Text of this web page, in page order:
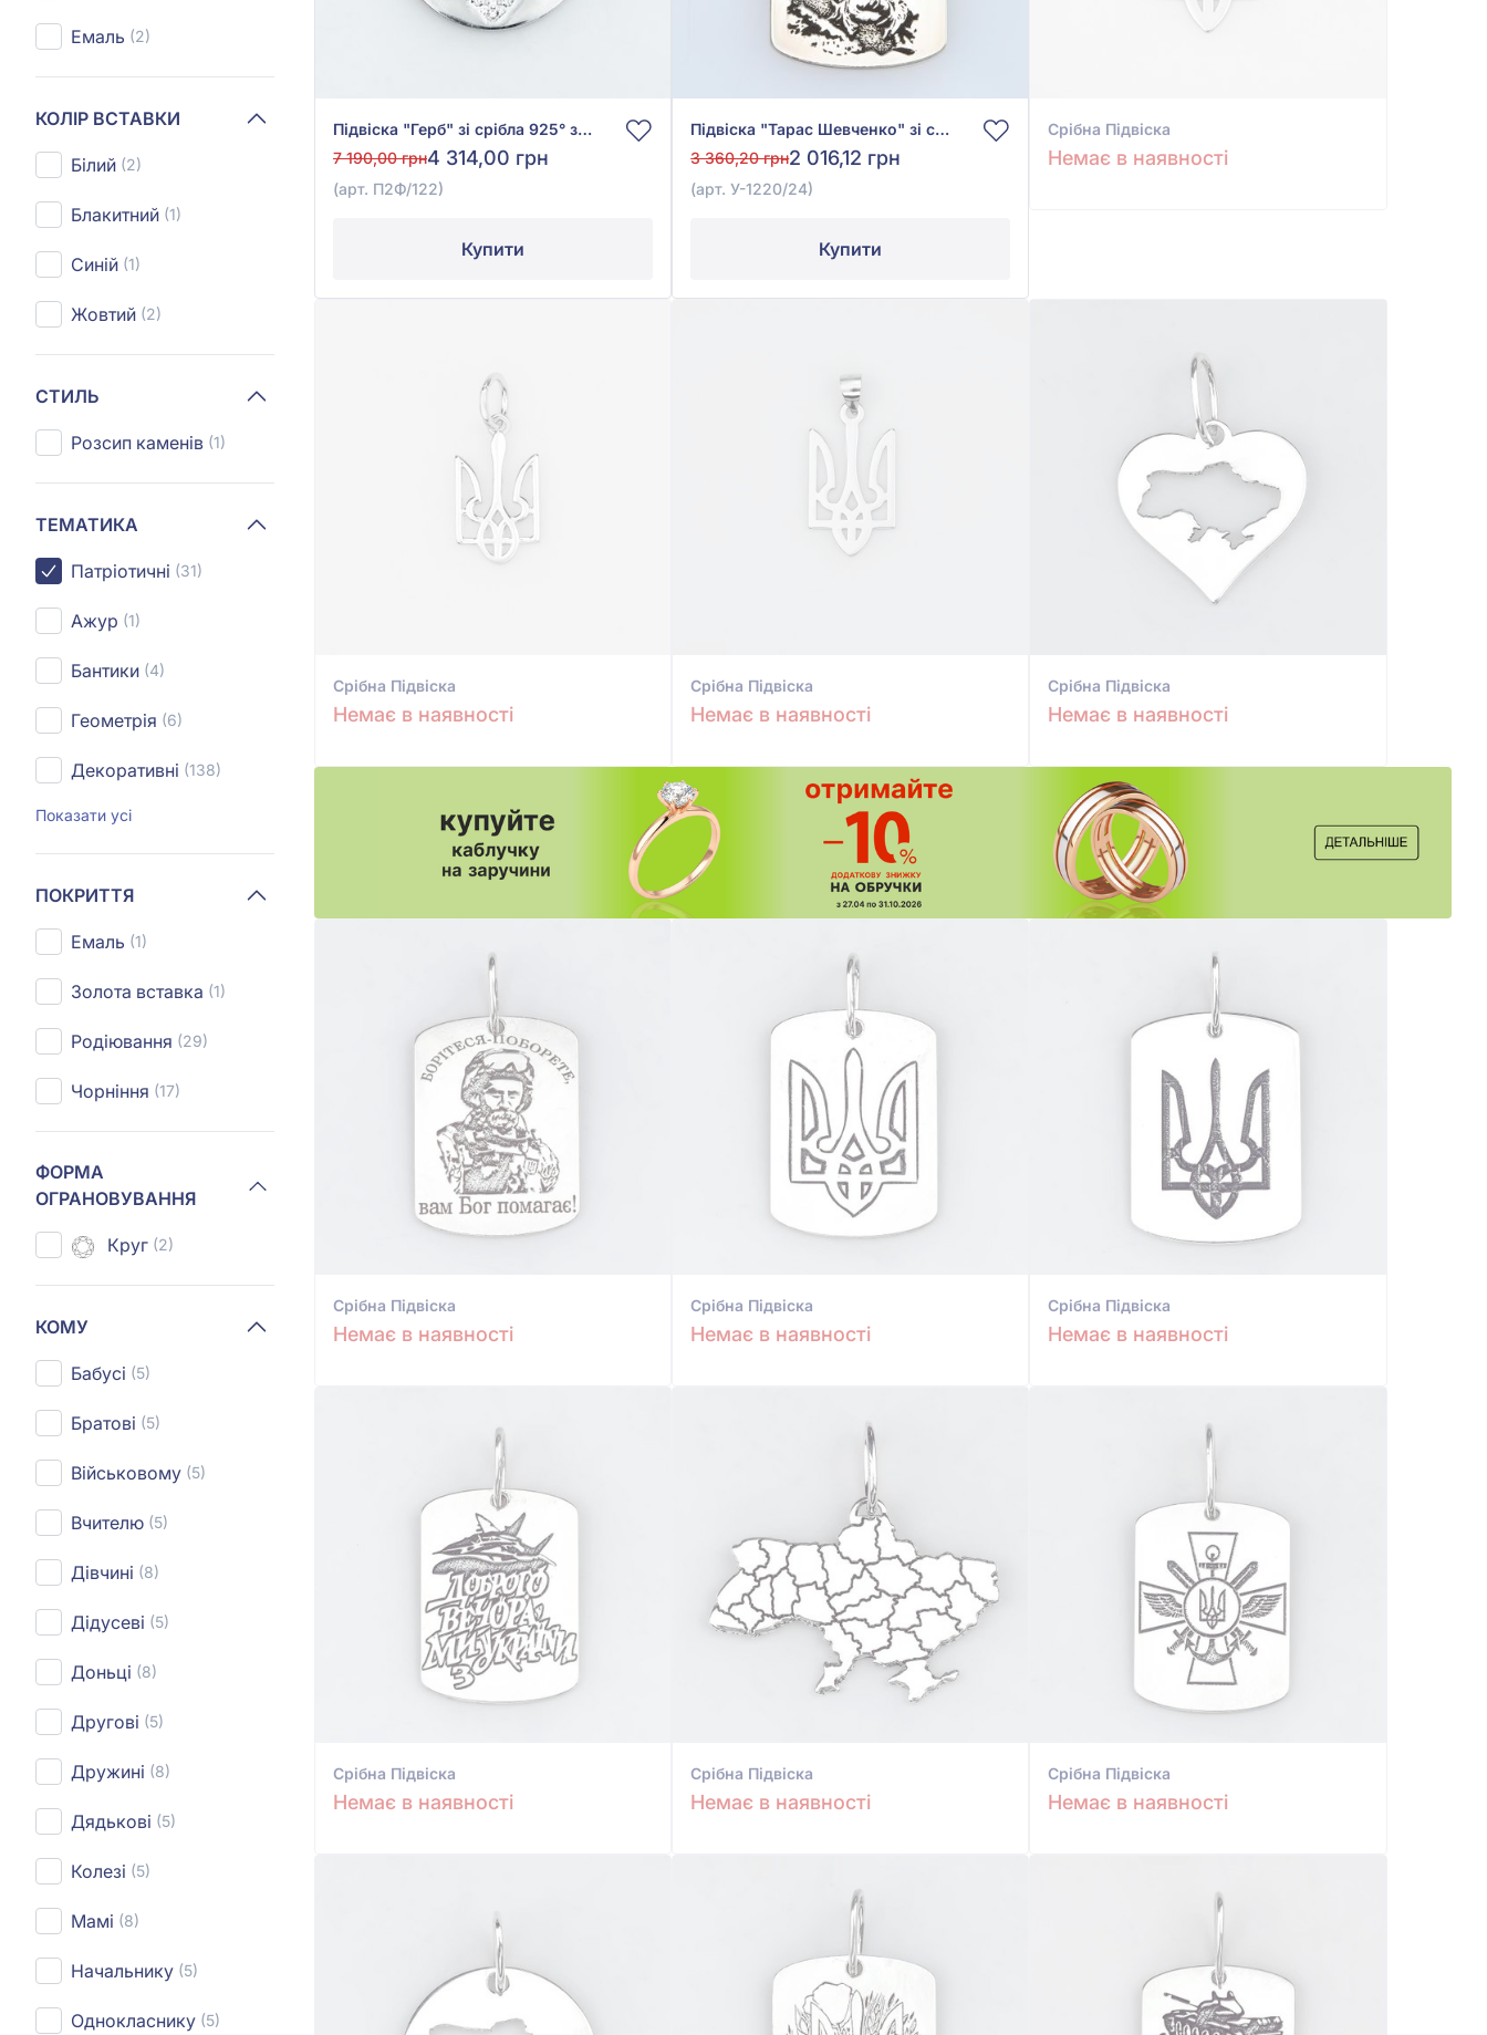
Емаль (2)
КОЛІР ВСТАВКИ
Білий (2)
Блакитний (1)
Синій (1)
Жовтий (2)
СТИЛЬ
Розсип каменів (1)
ТЕМАТИКА
Патріотичні (31)
Ажур (1)
Бантики (4)
Геометрія (6)
Декоративні (138)
Показати усі
ПОКРИТТЯ
Емаль (1)
Золота вставка (1)
Родіювання (29)
Чорніння (17)
ФОРМА
ОГРАНОВУВАННЯ
Круг (2)
КОМУ
Бабусі (5)
Братові (5)
Військовому (5)
Вчителю (5)
Дівчині (8)
Дідусеві (5)
Доньці (8)
Другові (5)
Дружині (8)
Дядькові (5)
Колезі (5)
Мамі (8)
Начальнику (5)
Однокласнику (5)
Підвіска "Герб" зі срібла 925° з фіанітом/куб.цирконієм, арт. П2Ф/122
7 190,00 грн4 314,00 грн
(арт. П2Ф/122)
Купити
Підвіска "Тарас Шевченко" зі срібла 925° без вставки, арт. У-1220/24
3 360,20 грн2 016,12 грн
(арт. У-1220/24)
Купити
Срiбна Підвіска
Немає в наявності
Срiбна Підвіска
Немає в наявності
Срiбна Підвіска
Немає в наявності
Срiбна Підвіска
Немає в наявності
Срiбна Підвіска
Немає в наявності
Срiбна Підвіска
Немає в наявності
Срiбна Підвіска
Немає в наявності
Срiбна Підвіска
Немає в наявності
Срiбна Підвіска
Немає в наявності
Срiбна Підвіска
Немає в наявності